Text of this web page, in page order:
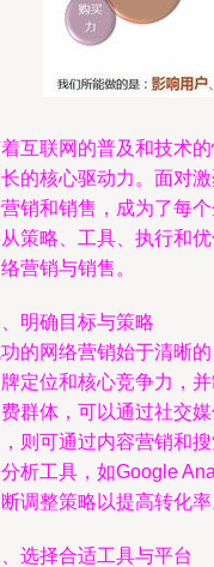
互联网的普及和技术
的核心驱动力。面对
销和销售，成为了每
策略、工具、执行和
营销与销售。
明确目标与策略
的网络营销始于清晰
定位和核心竞争力，
群体，可以通过社交
则可通过内容营销和
析工具，如Google
调整策略以提高转化率
选择合适工具与平台